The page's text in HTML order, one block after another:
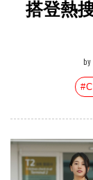
搭登熱
by